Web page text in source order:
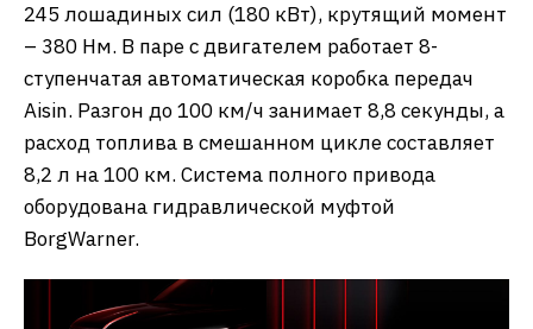
245 лошадиных сил (180 кВт), крутящий момент
– 380 Нм. В паре с двигателем работает 8-
ступенчатая автоматическая коробка передач
Aisin. Разгон до 100 км/ч занимает 8,8 секунды, а
расход топлива в смешанном цикле составляет
8,2 л на 100 км. Система полного привода
оборудована гидравлической муфтой
BorgWarner.